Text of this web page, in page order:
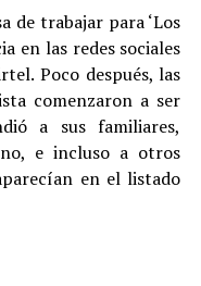
de trabajar para ‘Los
en las redes sociales
Poco después, las
comenzaron a ser
a sus familiares,
e incluso a otros
en el listado